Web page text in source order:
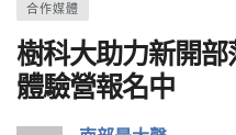
合作媒體
樹科大助力新開
體驗營報名中